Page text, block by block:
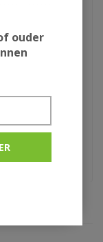
Jammy Red
ouder